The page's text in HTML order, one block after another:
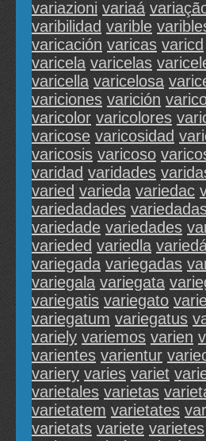
variazioni variaá
varibilidad varible
varicación varicas varicd
varicela varicelas
varicella varicelosa
variciones varición
varicolor varicolores
varicose varicosidad
varicosis varicoso
varidad varidades
varied varieda variedac
variedadades
variedade variedades
varieded variedla
variegada variegadas
variegala variegata
variegatis variegato
variegatum variegatus
variely variemos varien
varientes varientur
variery varies variet
varietales varietas
varietatem varietates
varietats variete varietes